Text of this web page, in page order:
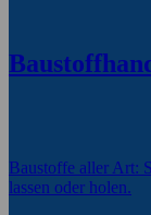
Baustoffe aller Art:
lassen oder holen.